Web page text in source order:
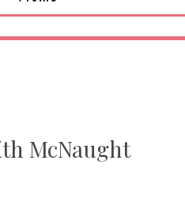
McNaught